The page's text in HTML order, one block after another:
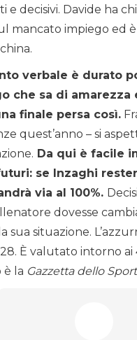
e decisivi. Davide ha
mancato impiego ed
verbale è durato
che sa di amarezza
finale persa così.
quest’anno – si
Da qui è facile
se Inzaghi
via al 100%.
dovesse
sua situazione.
È valutato intorno ai
è la Gazzetta dello